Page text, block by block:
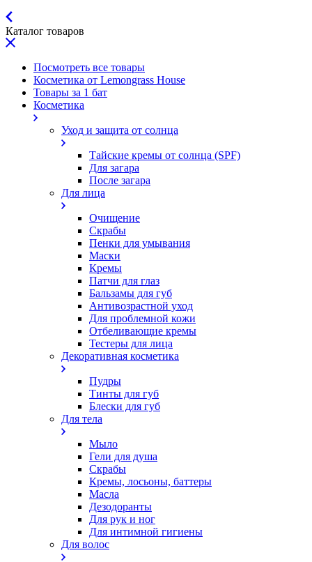
Каталог товаров
Посмотреть все товары
Косметика от Lemongrass House
Товары за 1 бат
Косметика
Уход и защита от солнца
Тайские кремы от солнца (SPF)
Для загара
После загара
Для лица
Очищение
Скрабы
Пенки для умывания
Маски
Кремы
Патчи для глаз
Бальзамы для губ
Антивозрастной уход
Для проблемной кожи
Oтбеливающие кремы
Тестеры для лица
Декоративная косметика
Пудры
Тинты для губ
Блески для губ
Для тела
Мыло
Гели для душа
Скрабы
Кремы, лосьоны, баттеры
Масла
Дезодоранты
Для рук и ног
Для интимной гигиены
Для волос